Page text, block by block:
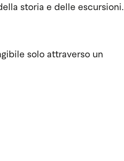
storia e delle escursioni.
solo attraverso un